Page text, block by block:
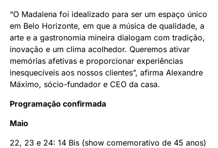
“O Madalena foi idealizado para ser um espaço único
em Belo Horizonte, em que a música de qualidade, a
arte e a gastronomia mineira dialogam com tradição,
inovação e um clima acolhedor. Queremos ativar
memórias afetivas e proporcionar experiências
inesquecíveis aos nossos clientes”, afirma Alexandre
Máximo, sócio-fundador e CEO da casa.
Programação confirmada
Maio
22, 23 e 24: 14 Bis (show comemorativo de 45 anos)